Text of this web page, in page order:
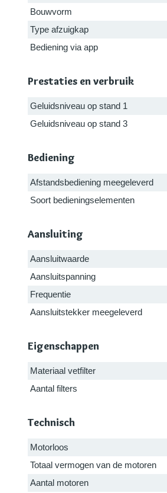
Bouwvorm
Type afzuigkap
Bediening via app
Prestaties en verbruik
Geluidsniveau op stand 1
Geluidsniveau op stand 3
Bediening
Afstandsbediening meegeleverd
Soort bedieningselementen
Aansluiting
Aansluitwaarde
Aansluitspanning
Frequentie
Aansluitstekker meegeleverd
Eigenschappen
Materiaal vetfilter
Aantal filters
Technisch
Motorloos
Totaal vermogen van de motoren
Aantal motoren